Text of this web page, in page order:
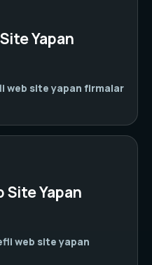
Yapan
web site yapan firmalar
Site Yapan
web site yapan